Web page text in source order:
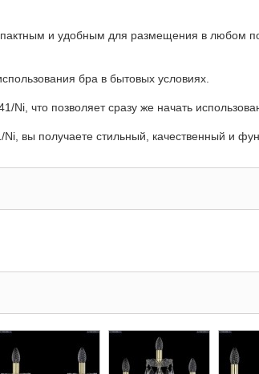
и удобным для размещения в любом
бра в бытовых условиях.
что позволяет сразу же начать
вы получаете стильный, качественный и